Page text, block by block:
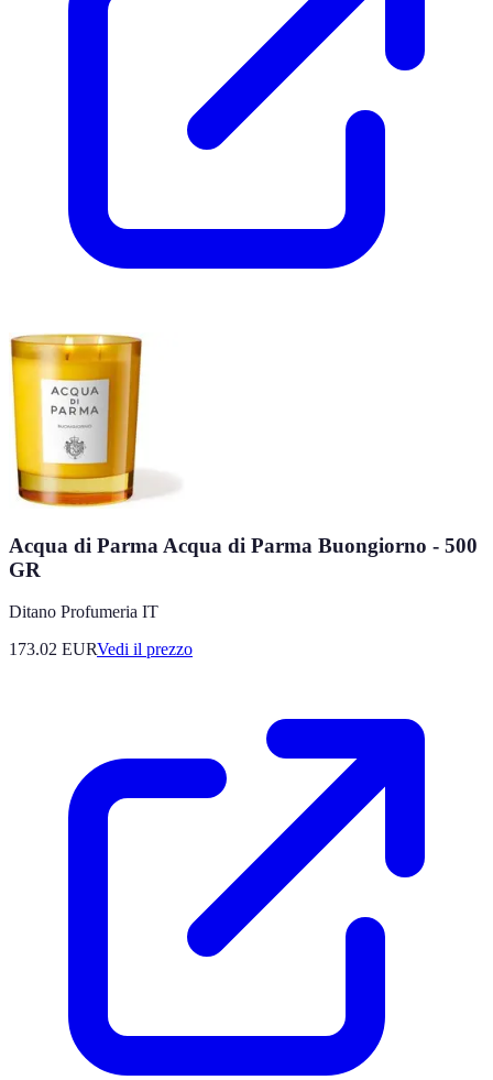
Acqua di Parma Acqua di Parma Buongiorno - 500
GR
Ditano Profumeria IT
173.02 EURVedi il prezzo